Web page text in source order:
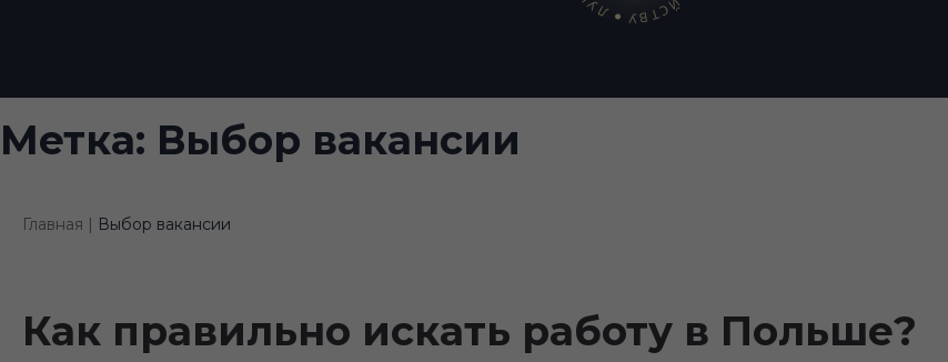
Метка: Выбор вакансии
Главная | Выбор вакансии
Как правильно искать работу в Польше?